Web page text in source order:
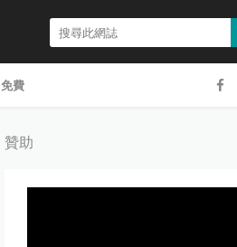
免費
贊助